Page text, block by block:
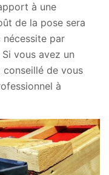
à une
de la pose sera
nécessite par
vous avez un
de vous
à